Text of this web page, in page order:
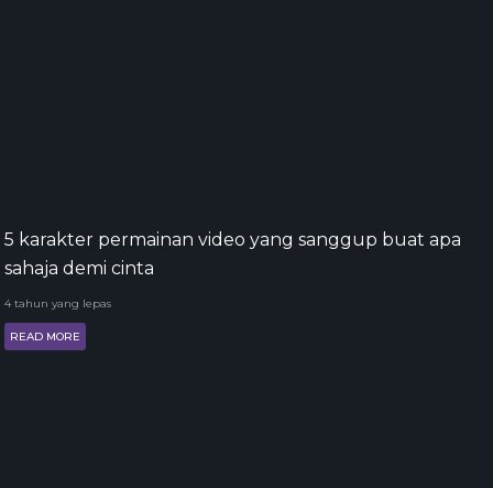
5 karakter permainan video yang sanggup buat apa
sahaja demi cinta
4 tahun yang lepas
READ MORE